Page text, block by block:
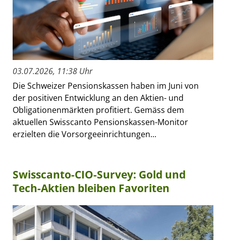
03.07.2026, 11:38 Uhr
Die Schweizer Pensionskassen haben im Juni von
der positiven Entwicklung an den Aktien- und
Obligationenmärkten profitiert. Gemäss dem
aktuellen Swisscanto Pensionskassen-Monitor
erzielten die Vorsorgeeinrichtungen...
Swisscanto-CIO-Survey: Gold und
Tech-Aktien bleiben Favoriten